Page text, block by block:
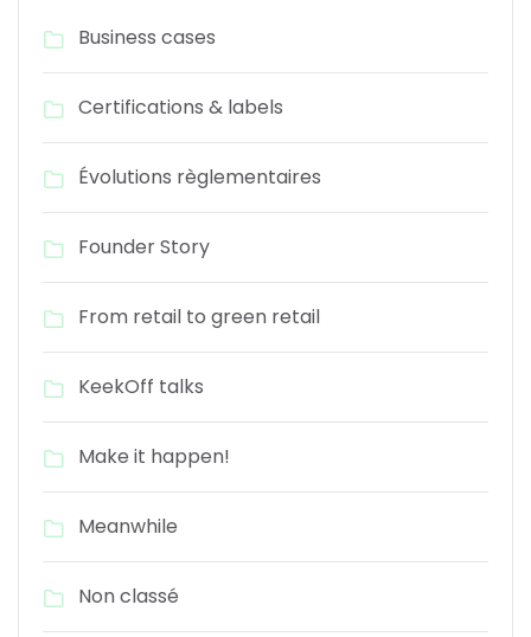
Business cases
Certifications & labels
Évolutions règlementaires
Founder Story
From retail to green retail
KeekOff talks
Make it happen!
Meanwhile
Non classé